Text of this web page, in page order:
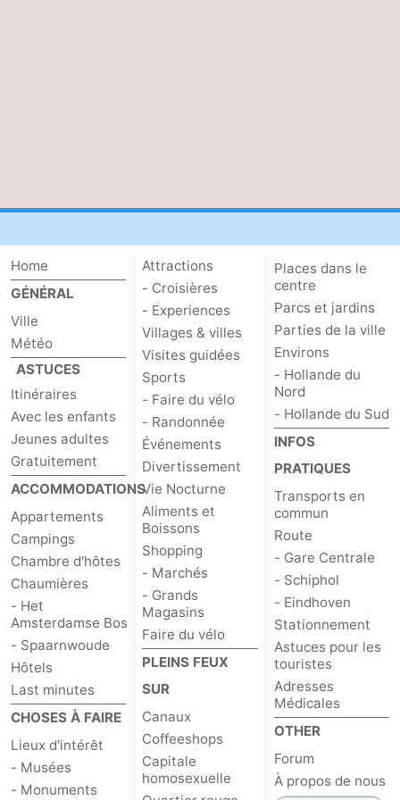
de
Places
le
centre
et
jardins
Parties
de
ville
Environs
Hollande
du
Nord
-
Hollande
du
Sud
Pratiques
Forum
Transports
en
commun
Route
Gare
Centrale
Schiphol
Eindhoven
Stationnement
Home
GÉNÉRAL
Ville
Météo
ASTUCES
Itinéraires
Avec les enfants
Jeunes adultes
Gratuitement
ACCOMMODATIONS
Appartements
Campings
Chambre d'hôtes
Chaumières
- Het
Amsterdamse Bos
- Spaarnwoude
Hôtels
Last minutes
CHOSES À FAIRE
Lieux d'intérêt
- Musées
- Monuments
Attractions
- Croisières
- Experiences
Villages & villes
Visites guidées
Sports
- Faire du vélo
- Randonnée
Événements
Divertissement
Vie Nocturne
Aliments et
Boissons
Shopping
- Marchés
- Grands
Magasins
Faire du vélo
PLEINS FEUX
SUR
Canaux
Coffeeshops
Capitale
homosexuelle
Places dans le
centre
Parcs et jardins
Parties de la ville
Environs
- Hollande du
Nord
- Hollande du Sud
INFOS
PRATIQUES
Transports en
commun
Route
- Gare Centrale
- Schiphol
- Eindhoven
Stationnement
Astuces pour les
touristes
Adresses
Médicales
OTHER
Forum
À propos de nous